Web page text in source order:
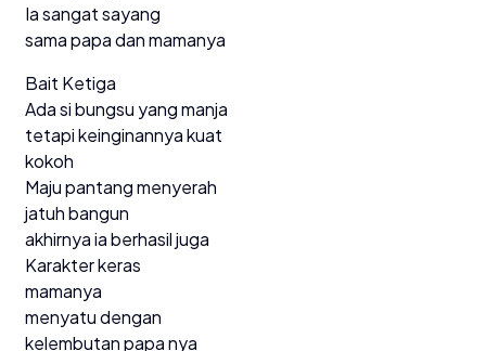
Ia sangat sayang
sama papa dan mamanya
Bait Ketiga
Ada si bungsu yang manja
tetapi keinginannya kuat
kokoh
Maju pantang menyerah
jatuh bangun
akhirnya ia berhasil juga
Karakter keras
mamanya
menyatu dengan
kelembutan papa nya